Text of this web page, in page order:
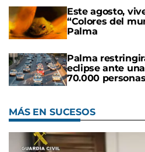
Este agosto,
“Colores del
Palma
Palma
eclipse ante
70.000 personas
MÁS EN SUCESOS